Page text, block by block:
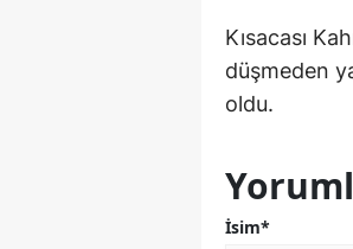
Kısacası
düşmeden
oldu.
İsim*